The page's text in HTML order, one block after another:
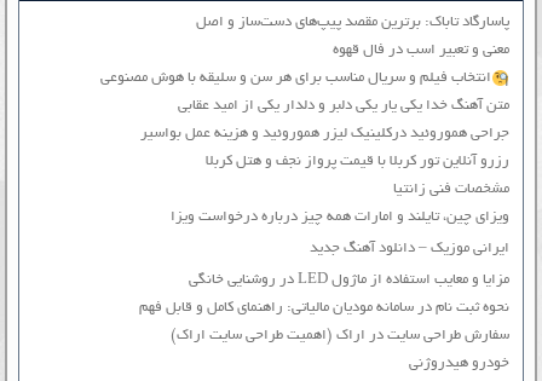
پاسارگاد تاباک: برترین مقصد پیپ‌های دست‌ساز و اصل
معنی و تعبیر اسب در فال قهوه
انتخاب فیلم و سریال مناسب برای هر سن و سلیقه با هوش مصنوعی
متن آهنگ خدا یکی یار یکی دلبر و دلدار یکی از امید عقابی
جراحی هموروئید درکلینیک لیزر هموروئید و هزینه عمل بواسیر
رزرو آنلاین تور کربلا با قیمت پرواز نجف و هتل کربلا
مشخصات فنی زانتیا
ویزای چین، تایلند و امارات همه چیز درباره درخواست ویزا
ایرانی موزیک – دانلود آهنگ جدید
مزایا و معایب استفاده از ماژول LED در روشنایی خانگی
نحوه ثبت نام در سامانه مودیان مالیاتی: راهنمای کامل و قابل فهم
سفارش طراحی سایت در اراک (اهمیت طراحی سایت اراک)
خودرو هیدروژنی